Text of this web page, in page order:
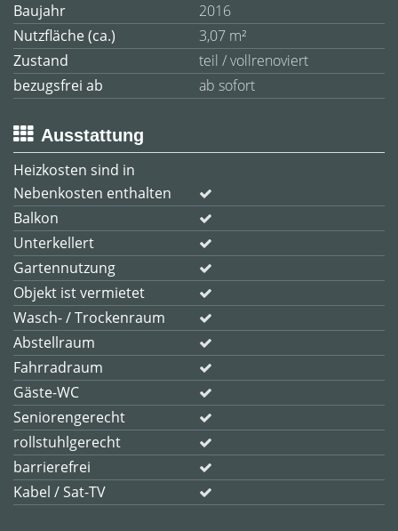
Baujahr
2016
Nutzfläche (ca.)
3,07 m²
Zustand
teil / vollrenoviert
bezugsfrei ab
ab sofort
Ausstattung
Heizkosten sind in
Nebenkosten enthalten
Balkon
Unterkellert
Gartennutzung
Objekt ist vermietet
Wasch- / Trockenraum
Abstellraum
Fahrradraum
Gäste-WC
Seniorengerecht
rollstuhlgerecht
barrierefrei
Kabel / Sat-TV